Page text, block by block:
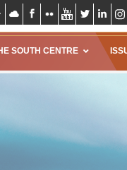
SOUTH CENTRE